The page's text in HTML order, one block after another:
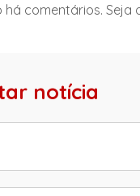
há comentários. Seja
notícia